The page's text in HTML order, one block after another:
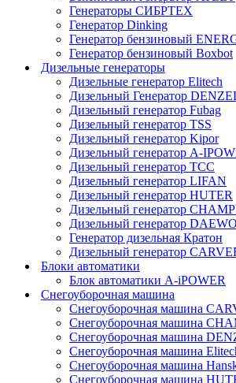
Генераторы СИБРТЕХ
Генератор Dinking
Генератор бензиновый
Генератор бензиновый Boxbot
Дизельные генераторы
Дизельные генератор Elitech
Дизельный Генератор
Дизельный генератор Fubag
Дизельный генератор ТSS
Дизельный генератор Kipor
Дизельный генератор A-
Дизельный генератор ТСС
Дизельный генератор LIFAN
Дизельный генератор HUTER
Дизельный генератор
Дизельный генератор
Генератор дизельная Кратон
Дизельный генератор
Блоки автоматики
Блок автоматики A-iPOWER
Снегоуборочная машина
Снегоуборочная машина
Снегоуборочная машина
Снегоуборочная машина
Снегоуборочная машина
Снегоуборочная машина
Снегоуборочная машина